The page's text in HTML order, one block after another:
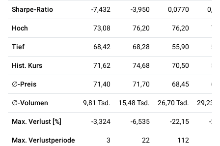
Sharpe-Ratio -7,432 -3,950 0,0770
Hoch 73,08 76,20 76,20
Tief 68,42 68,28 55,90
Hist. Kurs 71,62 74,68 70,50
∅-Preis 71,40 71,70 68,45
∅-Volumen 9,81 Tsd. 15,48 Tsd. 26,70 Tsd. 29,23
Max. Verlust [%] -3,324 -6,535 -22,15 -
Max. Verlustperiode
3 22 112